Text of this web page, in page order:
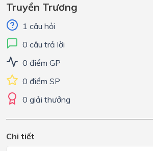
Truyền Trương
1 câu hỏi
0 câu trả lời
0 điểm GP
0 điểm SP
0 giải thưởng
Chi tiết